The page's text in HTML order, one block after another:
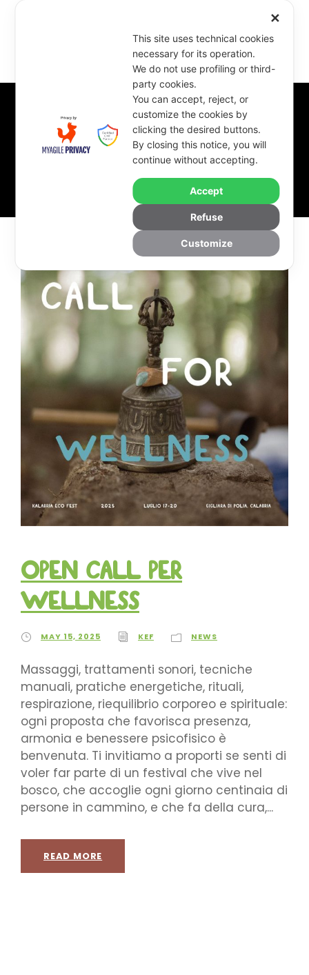
Day
May 15, 2025
OPEN CALL PER
WELLNESS
MAY 15, 2025 KEF NEWS
Massaggi, trattamenti sonori, tecniche
manuali, pratiche energetiche, rituali,
respirazione, riequilibrio corporeo e spirituale:
ogni proposta che favorisca presenza,
armonia e benessere psicofisico è
benvenuta. Ti invitiamo a proporti se senti di
voler far parte di un festival che vive nel
bosco, che accoglie ogni giorno centinaia di
persone in cammino, e che fa della cura,...
READ MORE
✕
This site uses technical cookies
necessary for its operation.
We do not use profiling or third-
party cookies.
You can accept, reject, or
customize the cookies by
clicking the desired buttons.
By closing this notice, you will
continue without accepting.
Accept
Refuse
Customize